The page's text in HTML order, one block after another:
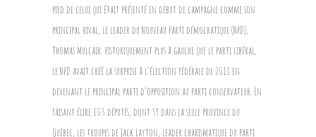
pied de celui qui était présenté en début de campagne comme son
principal rival, le leader du Nouveau Parti démocratique (NPD),
Thomas Mulcair. Historiquement plus à gauche que le parti libéral,
le NPD avait créé la surprise à l’élection fédérale de 2011 en
devenant le principal parti d’opposition au parti conservateur. En
faisant élire 103 députés, dont 59 dans la seule province du
Québec, les troupes de Jack Layton, leader charismatique du parti